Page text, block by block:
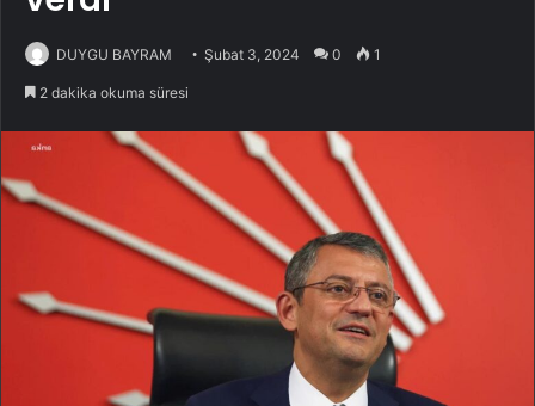
DUYGU BAYRAM Şubat 3, 2024 0 1
2 dakika okuma süresi